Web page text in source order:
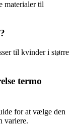
materialer til
til kvinder i større
termo
for at vælge den
variere.